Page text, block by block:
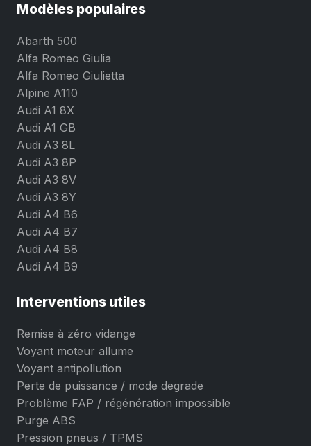
Modèles populaires
Abarth 500
Alfa Romeo Giulia
Alfa Romeo Giulietta
Alpine A110
Audi A1 8X
Audi A1 GB
Audi A3 8L
Audi A3 8P
Audi A3 8V
Audi A3 8Y
Audi A4 B6
Audi A4 B7
Audi A4 B8
Audi A4 B9
Interventions utiles
Remise à zéro vidange
Voyant moteur allume
Voyant antipollution
Perte de puissance / mode degrade
Problème FAP / régénération impossible
Purge ABS
Pression pneus / TPMS